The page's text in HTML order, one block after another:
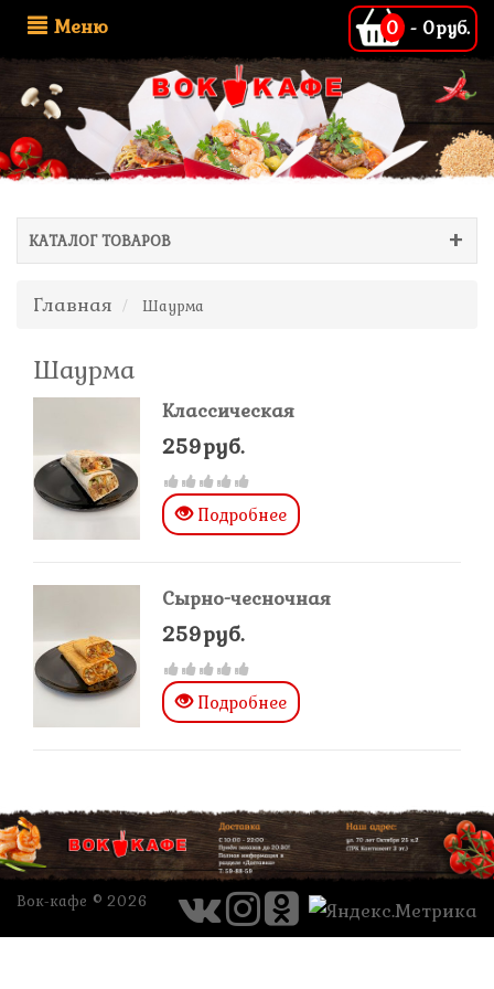
Меню 0 - 0руб.
КАТАЛОГ ТОВАРОВ
Главная Шаурма
Шаурма
Классическая
259руб.
Подробнее
Сырно-чесночная
259руб.
Подробнее
Вок-кафе © 2026